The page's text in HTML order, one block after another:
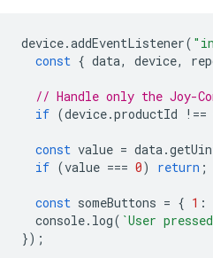
device.addEventListener(
const { data, device,
// Handle only the Joy-
if (device.productId !==
const value = data.
if (value === 0) return ;
const someButtons = { 1 :
console. log( `User
});